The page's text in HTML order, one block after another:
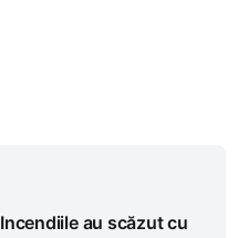
Incendiile au scăzut cu